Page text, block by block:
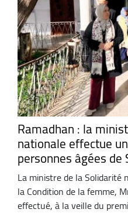
Ramadhan : la
nationale effectue
personnes âgées de
La ministre de la Solidarité
la Condition de la femme,
effectué, à la veille du